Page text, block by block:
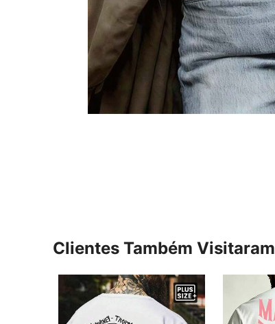
Clientes Também Visitaram